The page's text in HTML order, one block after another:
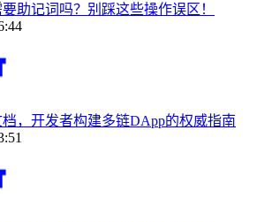
助记词吗？别踩这些操作误区！
档，开发者构建多链DApp的权威指南